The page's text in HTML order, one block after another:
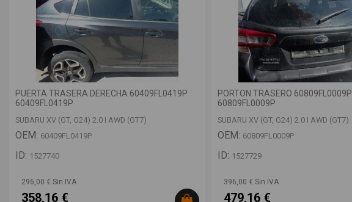
PUERTA TRASERA DERECHA 60409FL0419P
60409FL0419P
SUBARU XV (GT, G24) 2.0 I AWD (GT7)
OEM: 60409FL0419P
ID: 1527740
296,00 € Sin IVA
358,16 €
PORTON TRASERO 60809FL0009P
60809FL0009P
SUBARU XV (GT, G24) 2.0 I AWD (GT7)
OEM: 60809FL0009P
ID: 1527729
396,00 € Sin IVA
479,16 €